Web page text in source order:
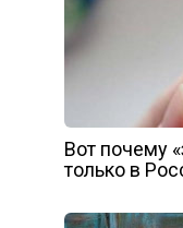
Вот почему
только в